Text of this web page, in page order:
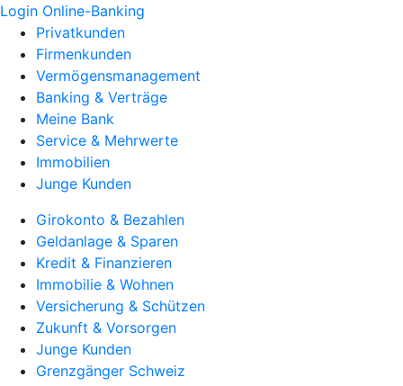
Login Online-Banking
Privatkunden
Firmenkunden
Vermögensmanagement
Banking & Verträge
Meine Bank
Service & Mehrwerte
Immobilien
Junge Kunden
Girokonto & Bezahlen
Geldanlage & Sparen
Kredit & Finanzieren
Immobilie & Wohnen
Versicherung & Schützen
Zukunft & Vorsorgen
Junge Kunden
Grenzgänger Schweiz